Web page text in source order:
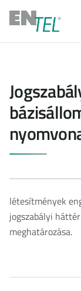
létesítmények
jogszabályi
meghatározása.